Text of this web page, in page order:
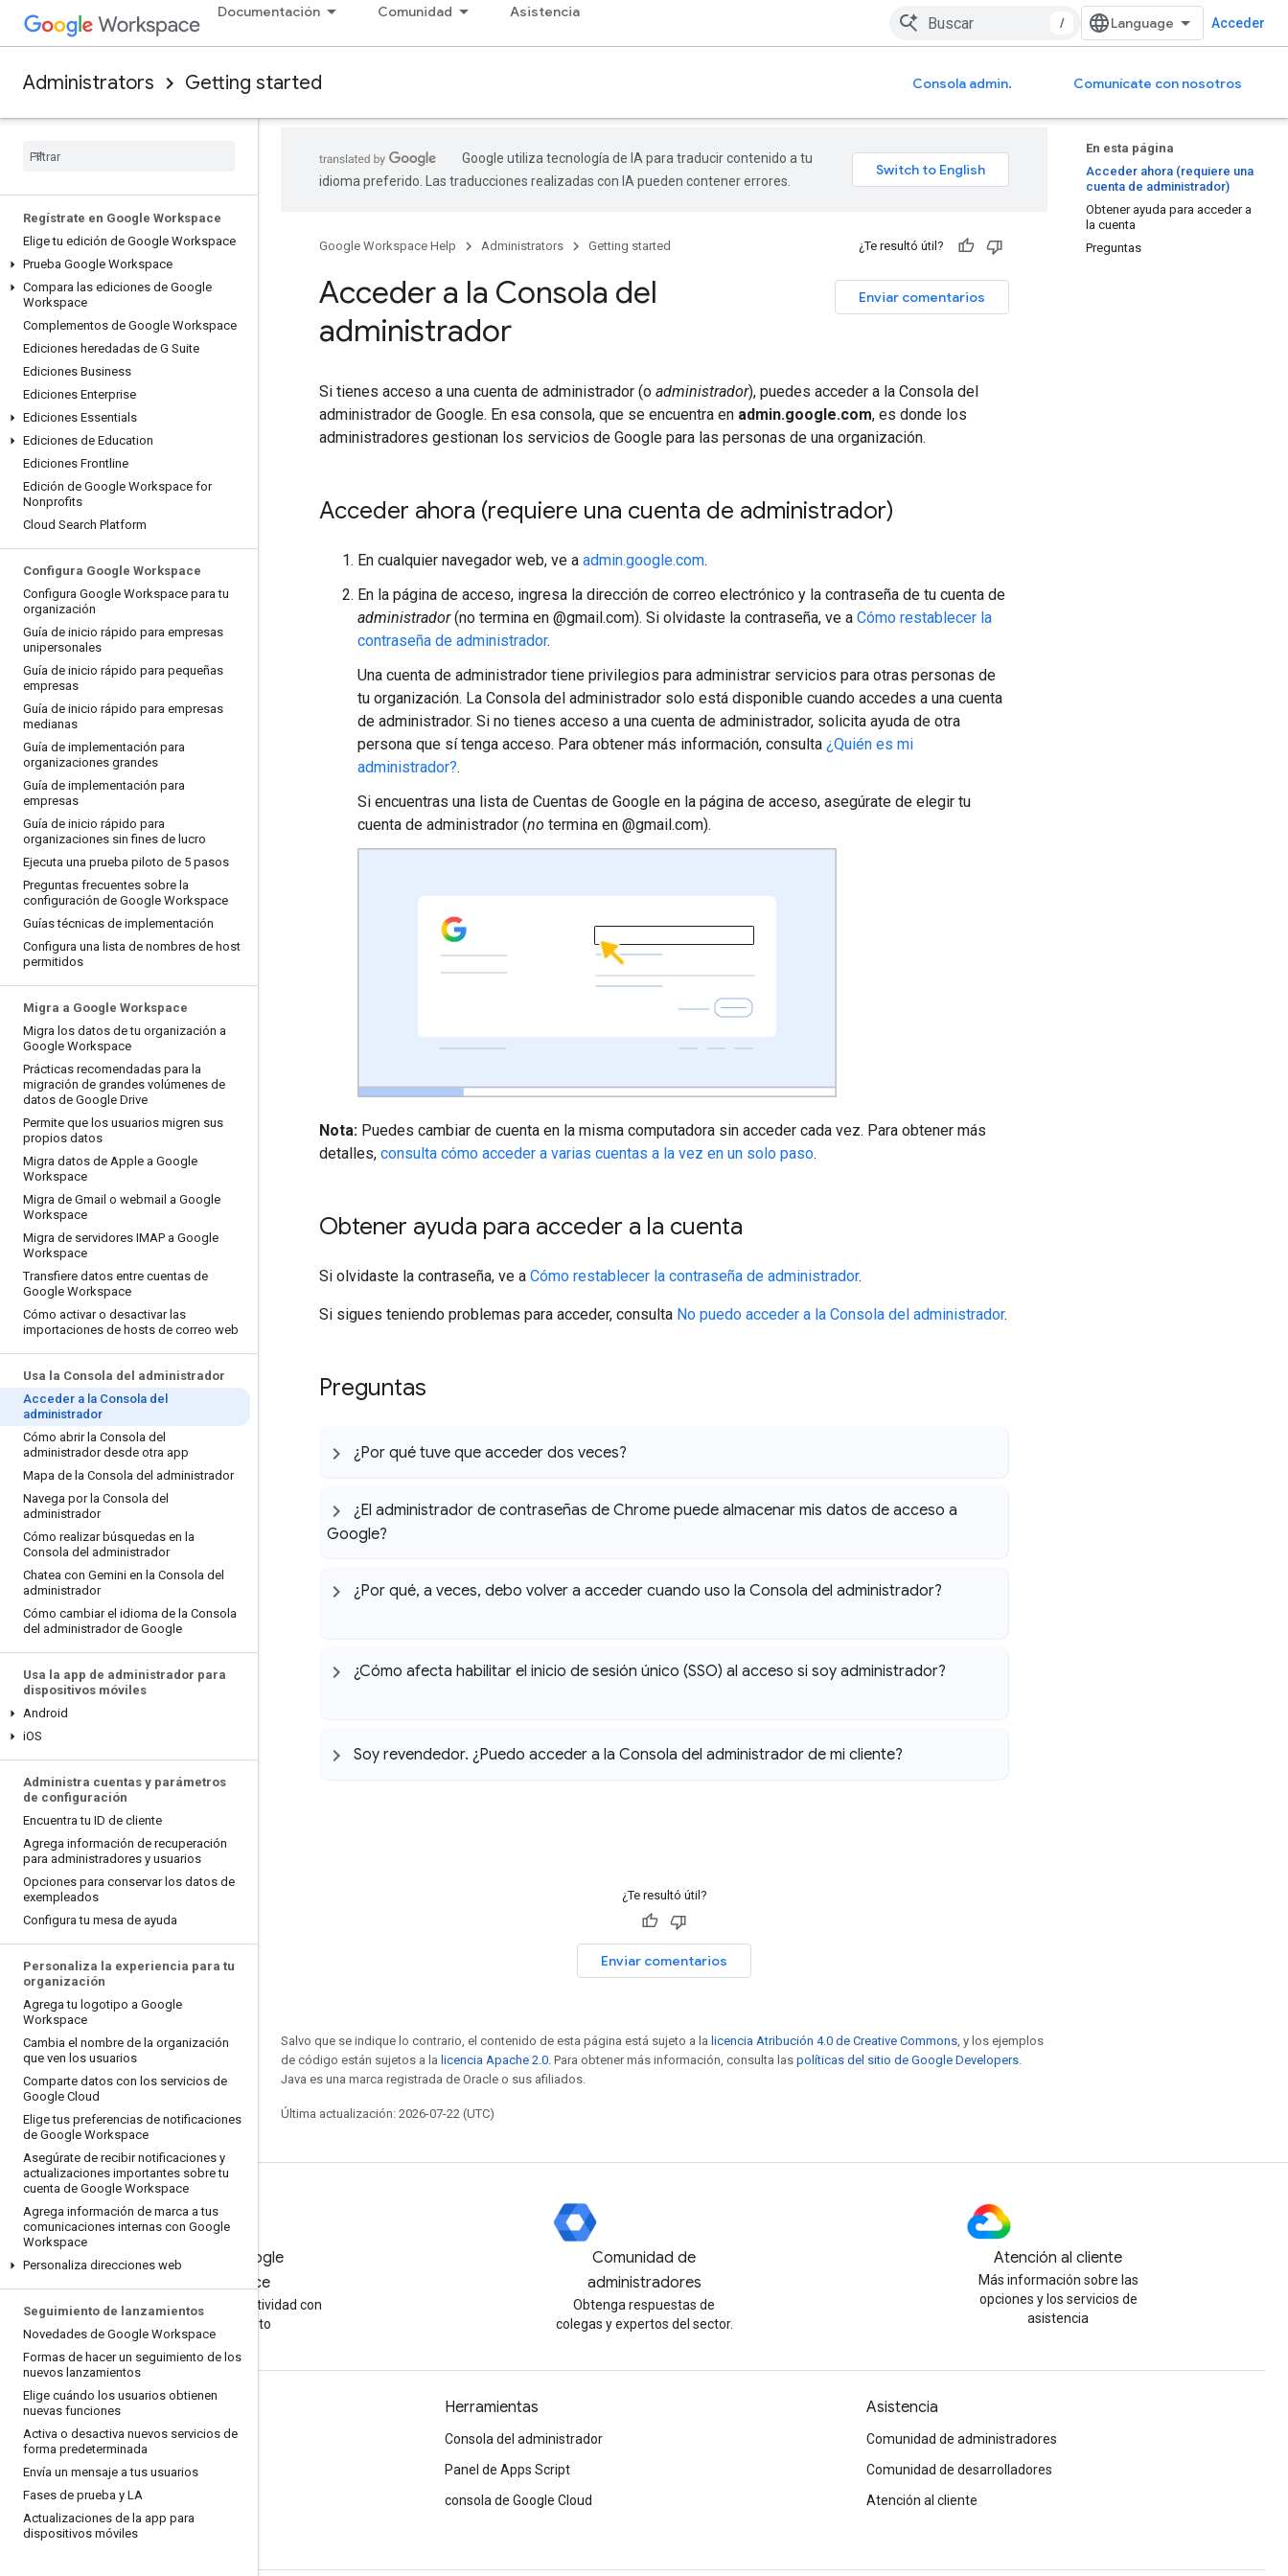
Documentación Comunidad Asistencia
/ Acceder
Administrators Getting started Consola admin. Comunícate con nosotros
Regístrate en Google Workspace
Elige tu edición de Google Workspace
Prueba Google Workspace
Compara las ediciones de Google
Workspace
Complementos de Google Workspace
Ediciones heredadas de G Suite
Ediciones Business
Ediciones Enterprise
Ediciones Essentials
Ediciones de Education
Ediciones Frontline
Edición de Google Workspace for
Nonprofits
Cloud Search Platform
Configura Google Workspace
Configura Google Workspace para tu
organización
Guía de inicio rápido para empresas
unipersonales
Guía de inicio rápido para pequeñas
empresas
Guía de inicio rápido para empresas
medianas
Guía de implementación para
organizaciones grandes
Guía de implementación para
empresas
Guía de inicio rápido para
organizaciones sin fines de lucro
Ejecuta una prueba piloto de 5 pasos
Preguntas frecuentes sobre la
configuración de Google Workspace
Guías técnicas de implementación
Configura una lista de nombres de host
permitidos
Migra a Google Workspace
Migra los datos de tu organización a
Google Workspace
Prácticas recomendadas para la
migración de grandes volúmenes de
datos de Google Drive
Permite que los usuarios migren sus
propios datos
Migra datos de Apple a Google
Workspace
Migra de Gmail o webmail a Google
Workspace
Migra de servidores IMAP a Google
Workspace
Transfiere datos entre cuentas de
Google Workspace
Cómo activar o desactivar las
importaciones de hosts de correo web
Usa la Consola del administrador
Acceder a la Consola del
administrador
Cómo abrir la Consola del
administrador desde otra app
Mapa de la Consola del administrador
Navega por la Consola del
administrador
Cómo realizar búsquedas en la
Consola del administrador
Chatea con Gemini en la Consola del
administrador
Cómo cambiar el idioma de la Consola
del administrador de Google
Usa la app de administrador para
dispositivos móviles
Android
iOS
Administra cuentas y parámetros
de configuración
Encuentra tu ID de cliente
Agrega información de recuperación
para administradores y usuarios
Opciones para conservar los datos de
exempleados
Configura tu mesa de ayuda
Personaliza la experiencia para tu
organización
Agrega tu logotipo a Google
Workspace
Cambia el nombre de la organización
que ven los usuarios
Comparte datos con los servicios de
Google Cloud
Elige tus preferencias de notificaciones
de Google Workspace
Asegúrate de recibir notificaciones y
actualizaciones importantes sobre tu
cuenta de Google Workspace
Agrega información de marca a tus
comunicaciones internas con Google
Workspace
Personaliza direcciones web
Seguimiento de lanzamientos
Novedades de Google Workspace
Formas de hacer un seguimiento de los
nuevos lanzamientos
Elige cuándo los usuarios obtienen
nuevas funciones
Activa o desactiva nuevos servicios de
forma predeterminada
Envía un mensaje a tus usuarios
Fases de prueba y LA
Actualizaciones de la app para
dispositivos móviles
En esta página
Acceder ahora (requiere una
cuenta de administrador)
Obtener ayuda para acceder a
la cuenta
Preguntas
Google utiliza tecnología de IA para traducir contenido a tu
idioma preferido. Las traducciones realizadas con IA pueden contener errores.
Google Workspace Help Administrators Getting started ¿Te resultó útil?
Enviar comentarios
Acceder a la Consola del
administrador
Si tienes acceso a una cuenta de administrador (o administrador), puedes acceder a la Consola del
administrador de Google. En esa consola, que se encuentra en admin.google.com, es donde los
administradores gestionan los servicios de Google para las personas de una organización.
Acceder ahora (requiere una cuenta de administrador)
En cualquier navegador web, ve a admin.google.com.
En la página de acceso, ingresa la dirección de correo electrónico y la contraseña de tu cuenta de
administrador(no termina en @gmail.com). Si olvidaste la contraseña, ve a Cómo restablecer la
contraseña de administrador.
Una cuenta de administrador tiene privilegios para administrar servicios para otras personas de
tu organización. La Consola del administrador solo está disponible cuando accedes a una cuenta
de administrador. Si no tienes acceso a una cuenta de administrador, solicita ayuda de otra
persona que sí tenga acceso. Para obtener más información, consulta ¿Quién es mi
administrador?.
Si encuentras una lista de Cuentas de Google en la página de acceso, asegúrate de elegir tu
cuenta de administrador (no termina en @gmail.com).
Nota: Puedes cambiar de cuenta en la misma computadora sin acceder cada vez. Para obtener más
detalles, consulta cómo acceder a varias cuentas a la vez en un solo paso.
Obtener ayuda para acceder a la cuenta
Si olvidaste la contraseña, ve a Cómo restablecer la contraseña de administrador.
Si sigues teniendo problemas para acceder, consulta No puedo acceder a la Consola del administrador.
Preguntas
¿Por qué tuve que acceder dos veces?
¿El administrador de contraseñas de Chrome puede almacenar mis datos de acceso a
Google?
¿Por qué, a veces, debo volver a acceder cuando uso la Consola del administrador?
¿Cómo afecta habilitar el inicio de sesión único (SSO) al acceso si soy administrador?
Soy revendedor. ¿Puedo acceder a la Consola del administrador de mi cliente?
¿Te resultó útil?
Enviar comentarios
Salvo que se indique lo contrario, el contenido de esta página está sujeto a la licencia Atribución 4.0 de Creative Commons , y los ejemplos
de código están sujetos a la licencia Apache 2.0 . Para obtener más información, consulta las políticas del sitio de Google Developers
Java es una marca registrada de Oracle o sus afiliados.
Última actualización: 2026-07-22 (UTC)
Prueba Google
Workspace
Aumenta tu productividad con
la IA sin costo
Comunidad de
administradores
Obtenga respuestas de
colegas y expertos del sector.
Atención al cliente
Más información sobre las
opciones y los servicios de
asistencia
Documentación y capacitación
Centros de ayuda
Guías para desarrolladores
Centro de aprendizaje
Google Skills
Herramientas
Consola del administrador
Panel de Apps Script
consola de Google Cloud
Asistencia
Comunidad de administradores
Comunidad de desarrolladores
Atención al cliente